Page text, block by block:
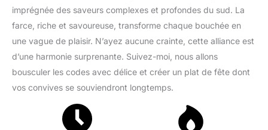
imprégnée des saveurs complexes et profondes du sud. La
farce, riche et savoureuse, transforme chaque bouchée en
une vague de plaisir. N’ayez aucune crainte, cette alliance est
d’une harmonie surprenante. Suivez-moi, nous allons
bousculer les codes avec délice et créer un plat de fête dont
vos convives se souviendront longtemps.